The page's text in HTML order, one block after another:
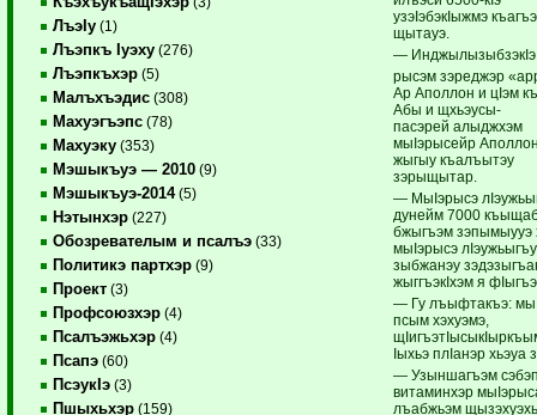
ЛъэIу (1)
Лъэпкъ Iуэху (276)
Лъэпкъхэр (5)
Малъхъэдис (308)
Махуэгъэпс (78)
Махуэку (353)
Мэшыкъуэ — 2010 (9)
Мэшыкъуэ-2014(5)
Нэтынхэр (227)
Обозревателым и псалъэ (33)
Политикэ партхэр (9)
Проект (3)
Профсоюзхэр (4)
Псалъэжьхэр (4)
Псапэ (60)
ПсэукIэ (3)
Пшыхьхэр (159)
узэIэбэкIыжмэ
щытауэ.
—
рысэм зэреджэр
Ар Аполлон и цIэм
Абы и щхьэусы-
пасэрей алыджхэм
мыIэрысейр
жыгыу къалъытэу
зэрыщытар.
— МыIэрысэ
дунейм 7000
бжыгъэм зэпымыууэ
мыIэрысэ
зыбжанэу
жыггъэкIхэм я
— Гу лъыфтакъэ:
псым хэхуэмэ,
Iыхьэ плIанэр
— Узыншагъэм
витаминхэр
лъабжьэм